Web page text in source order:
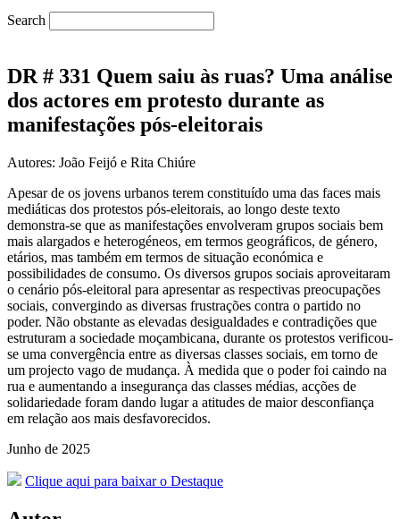
Search
DR # 331 Quem saiu às ruas? Uma análise
dos actores em protesto durante as
manifestações pós-eleitorais
Autores: João Feijó e Rita Chiúre
Apesar de os jovens urbanos terem constituído uma das faces mais
mediáticas dos protestos pós-eleitorais, ao longo deste texto
demonstra-se que as manifestações envolveram grupos sociais bem
mais alargados e heterogéneos, em termos geográficos, de género,
etários, mas também em termos de situação económica e
possibilidades de consumo. Os diversos grupos sociais aproveitaram
o cenário pós-eleitoral para apresentar as respectivas preocupações
sociais, convergindo as diversas frustrações contra o partido no
poder. Não obstante as elevadas desigualdades e contradições que
estruturam a sociedade moçambicana, durante os protestos verificou-
se uma convergência entre as diversas classes sociais, em torno de
um projecto vago de mudança. À medida que o poder foi caindo na
rua e aumentando a insegurança das classes médias, acções de
solidariedade foram dando lugar a atitudes de maior desconfiança
em relação aos mais desfavorecidos.
Junho de 2025
Clique aqui para baixar o Destaque